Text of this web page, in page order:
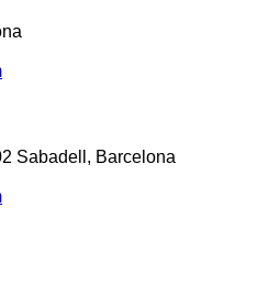
Sabadell, Barcelona